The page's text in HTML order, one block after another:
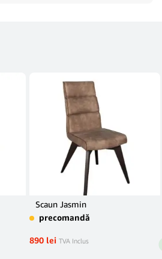
Scaun Jasmin
precomandă
890 lei TVA Inclus